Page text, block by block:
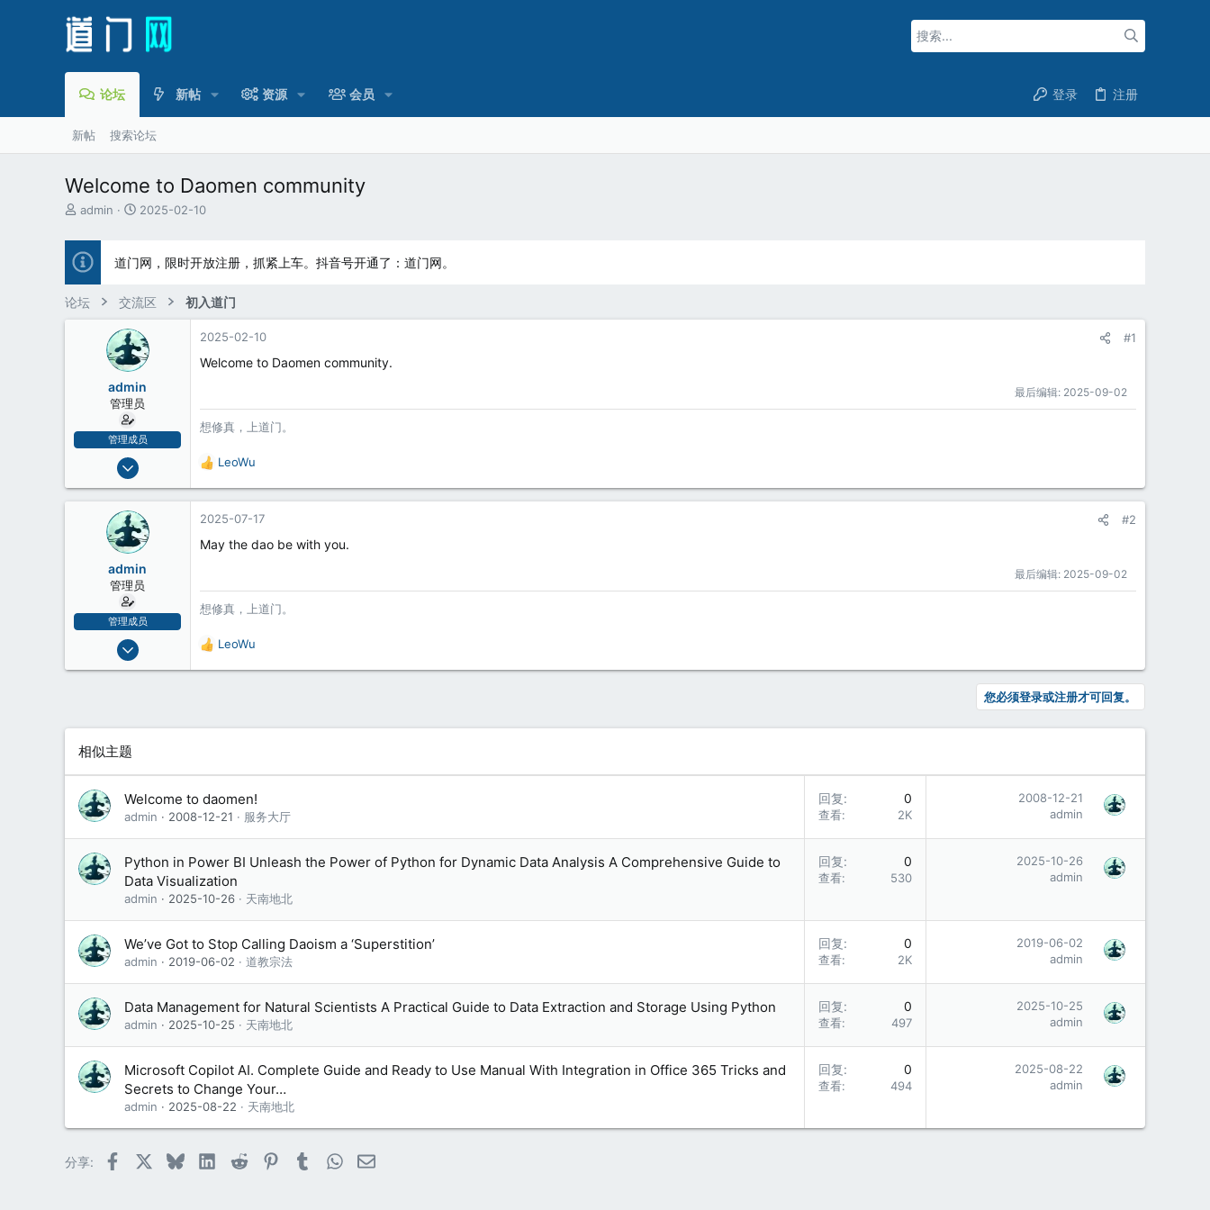
论坛 新帖 资源 会员 登录 注册
新帖 搜索论坛
Welcome to Daomen community
主
发
起
人
admin
开
间
2025-02-10
道门网，限时开放注册，抓紧上车。抖音号开通了：道门网。
论坛 交流区 初入道门
admin
管理员
管理成员
2008-12-21
2
2025-02-10 #1
Welcome to Daomen community.
最后编辑: 2025-09-02
想修真，上道门。
反
:
LeoWu
admin
管理员
管理成员
2008-12-21
2025-07-17 #2
May the dao be with you.
最后编辑: 2025-09-02
想修真，上道门。
反 LeoWu
您必须登录或注册才可回复。
相似主题
Welcome to daomen!
admin 2008-12-21 服务大厅
回复 0
查看 2K
2008-12-21
admin
Python in Power BI Unleash the Power of Python for Dynamic Data Analysis A Comprehensive Guide to
Data Visualization
admin 2025-10-26 天南地北
回复 0
查看 530
2025-10-26
admin
We’ve Got to Stop Calling Daoism a ‘Superstition’
admin 2019-06-02 道教宗法
回复 0
查看 2K
2019-06-02
admin
Data Management for Natural Scientists A Practical Guide to Data Extraction and Storage Using Python
admin 2025-10-25 天南地北
回复 0
查看 497
2025-10-25
admin
Microsoft Copilot AI. Complete Guide and Ready to Use Manual With Integration in Office 365 Tricks and
Secrets to Change Your…
admin 2025-08-22 天南地北
回复 0
查看 494
2025-08-22
admin
分享: FacebookX (Twitter)
BlueskyLinkedIn
Reddit PinterestTumblrWhatsApp
邮件